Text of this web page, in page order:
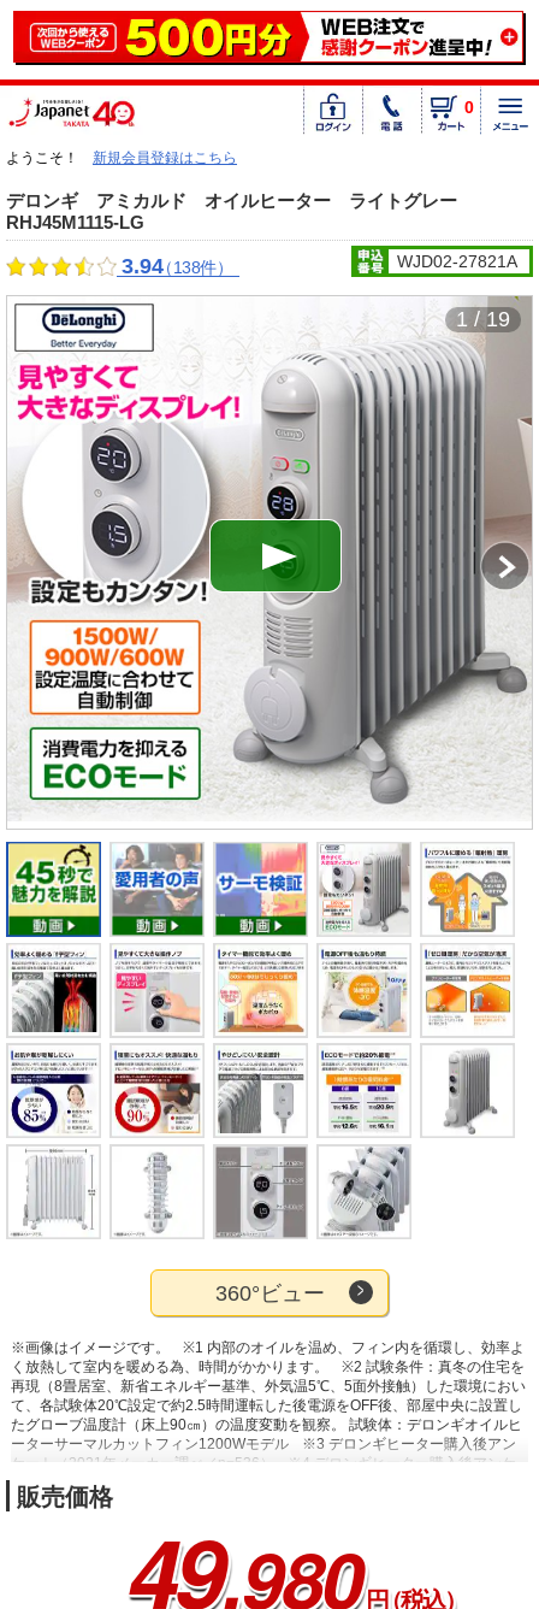
0
ようこそ！ 新規会員登録はこちら
デロンギ アミカルド オイルヒーター ライトグレー
RHJ45M1115-LG
3.94（138件） WJD02-27821A
1 / 19
360°ビュー
※画像はイメージです。
※1 内部のオイルを温め、フィン内を循環し、効率よ
く放熱して室内を暖める為、時間がかかります。
※2 試験条件：真冬の住宅を
再現（8畳居室、新省エネルギー基準、外気温5℃、5面外接触）した環境におい
て、各試験体20℃設定で約2.5時間運転した後電源をOFF後、部屋中央に設置し
たグローブ温度計（床上90㎝）の温度変動を観察。 試験体：デロンギオイルヒ
ーターサーマルカットフィン1200Wモデル
※3 デロンギヒーター購入後アン
ケート（2021年メーカー調べ／n=536）
※4 デロンギヒーター購入後アンケ
ート（2021年メーカー調べ／n=256）
造・断熱性:RC集合住宅・新省エネ基準(IV地域)に適合 運転時間:9時間(リビン
明や人体の発生熱などを考慮/1kW/時の電気代は31円(※)で計算 (※2023年7月
※7 【条件】建物の構造・断熱性：RC集合住宅・新省エネ基準（Ⅳ地
域）に適合運転時間：9時間（リビング：13時～22時）外気温：拡張アメダス
データに基づいた東京の12月上旬の気温／照明や人体の発生熱などを考慮／
販売価格
49,980円（税込）